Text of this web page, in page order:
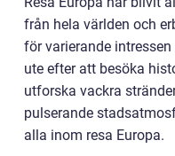
från hela världen och
för varierande
ute efter att besöka
utforska vackra
pulserande
alla inom resa Europa.